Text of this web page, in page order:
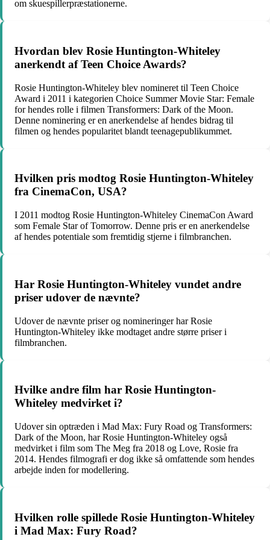
om skuespillerpræstationerne.
Hvordan blev Rosie Huntington-Whiteley
anerkendt af Teen Choice Awards?
Rosie Huntington-Whiteley blev nomineret til Teen Choice
Award i 2011 i kategorien Choice Summer Movie Star: Female
for hendes rolle i filmen Transformers: Dark of the Moon.
Denne nominering er en anerkendelse af hendes bidrag til
filmen og hendes popularitet blandt teenagepublikummet.
Hvilken pris modtog Rosie Huntington-Whiteley
fra CinemaCon, USA?
I 2011 modtog Rosie Huntington-Whiteley CinemaCon Award
som Female Star of Tomorrow. Denne pris er en anerkendelse
af hendes potentiale som fremtidig stjerne i filmbranchen.
Har Rosie Huntington-Whiteley vundet andre
priser udover de nævnte?
Udover de nævnte priser og nomineringer har Rosie
Huntington-Whiteley ikke modtaget andre større priser i
filmbranchen.
Hvilke andre film har Rosie Huntington-
Whiteley medvirket i?
Udover sin optræden i Mad Max: Fury Road og Transformers:
Dark of the Moon, har Rosie Huntington-Whiteley også
medvirket i film som The Meg fra 2018 og Love, Rosie fra
2014. Hendes filmografi er dog ikke så omfattende som hendes
arbejde inden for modellering.
Hvilken rolle spillede Rosie Huntington-Whiteley
i Mad Max: Fury Road?